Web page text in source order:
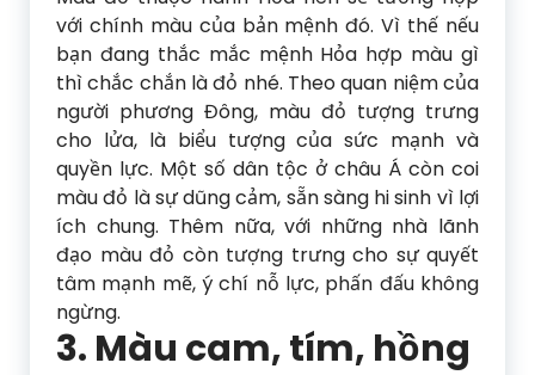
với chính màu của bản mệnh đó. Vì thế nếu
bạn đang thắc mắc mệnh Hỏa hợp màu gì
thì chắc chắn là đỏ nhé. Theo quan niệm của
người phương Đông, màu đỏ tượng trưng
cho lửa, là biểu tượng của sức mạnh và
quyền lực. Một số dân tộc ở châu Á còn coi
màu đỏ là sự dũng cảm, sẵn sàng hi sinh vì lợi
ích chung. Thêm nữa, với những nhà lãnh
đạo màu đỏ còn tượng trưng cho sự quyết
tâm mạnh mẽ, ý chí nỗ lực, phấn đấu không
ngừng.
3. Màu cam, tím, hồng